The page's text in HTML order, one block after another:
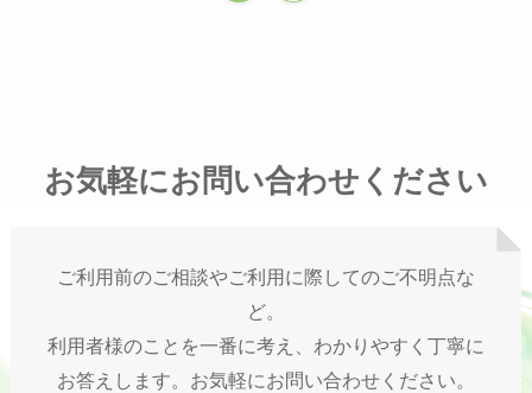
お気軽にお問い合わせください
ご利用前のご相談やご利用に際してのご不明点な
ど。
利用者様のことを一番に考え、わかりやすく丁寧に
お答えします。お気軽にお問い合わせください。